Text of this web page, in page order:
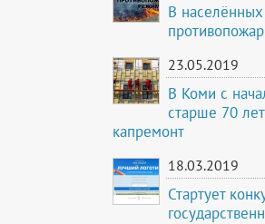
В
23.05.2019
В Коми с
старше 70
капремонт
18.03.2019
Стартует